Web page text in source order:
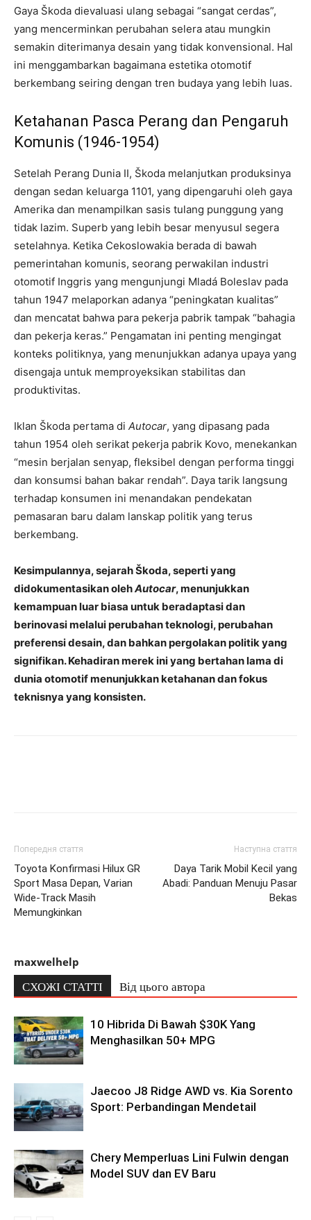
Gaya Škoda dievaluasi ulang sebagai “sangat cerdas”,
yang mencerminkan perubahan selera atau mungkin
semakin diterimanya desain yang tidak konvensional. Hal
ini menggambarkan bagaimana estetika otomotif
berkembang seiring dengan tren budaya yang lebih luas.
Ketahanan Pasca Perang dan Pengaruh
Komunis (1946-1954)
Setelah Perang Dunia II, Škoda melanjutkan produksinya
dengan sedan keluarga 1101, yang dipengaruhi oleh gaya
Amerika dan menampilkan sasis tulang punggung yang
tidak lazim. Superb yang lebih besar menyusul segera
setelahnya. Ketika Cekoslowakia berada di bawah
pemerintahan komunis, seorang perwakilan industri
otomotif Inggris yang mengunjungi Mladá Boleslav pada
tahun 1947 melaporkan adanya “peningkatan kualitas”
dan mencatat bahwa para pekerja pabrik tampak “bahagia
dan pekerja keras.” Pengamatan ini penting mengingat
konteks politiknya, yang menunjukkan adanya upaya yang
disengaja untuk memproyeksikan stabilitas dan
produktivitas.
Iklan Škoda pertama di Autocar, yang dipasang pada
tahun 1954 oleh serikat pekerja pabrik Kovo, menekankan
“mesin berjalan senyap, fleksibel dengan performa tinggi
dan konsumsi bahan bakar rendah”. Daya tarik langsung
terhadap konsumen ini menandakan pendekatan
pemasaran baru dalam lanskap politik yang terus
berkembang.
Kesimpulannya, sejarah Škoda, seperti yang
didokumentasikan olehAutocar, menunjukkan
kemampuan luar biasa untuk beradaptasi dan
berinovasi melalui perubahan teknologi, perubahan
preferensi desain, dan bahkan pergolakan politik yang
signifikan. Kehadiran merek ini yang bertahan lama di
dunia otomotif menunjukkan ketahanan dan fokus
teknisnya yang konsisten.
Попередня стаття
Toyota Konfirmasi Hilux GR
Sport Masa Depan, Varian
Wide-Track Masih
Memungkinkan
Наступна стаття
Daya Tarik Mobil Kecil yang
Abadi: Panduan Menuju Pasar
Bekas
maxwelhelp
СХОЖІ СТАТТІ Від цього автора
10 Hibrida Di Bawah $30K Yang
Menghasilkan 50+ MPG
Jaecoo J8 Ridge AWD vs. Kia Sorento
Sport: Perbandingan Mendetail
Chery Memperluas Lini Fulwin dengan
Model SUV dan EV Baru